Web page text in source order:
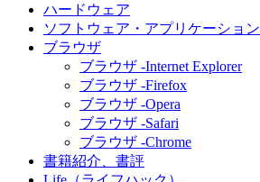
ハードウェア
ソフトウェア・アプリケーション
ブラウザ
ブラウザ -Internet Explorer
ブラウザ -Firefox
ブラウザ -Opera
ブラウザ -Safari
ブラウザ -Chrome
書籍紹介、書評